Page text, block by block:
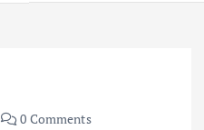
0 Comments